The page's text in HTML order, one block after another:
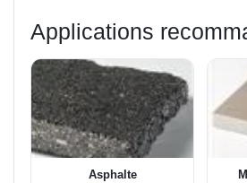
Applications
Asphalte